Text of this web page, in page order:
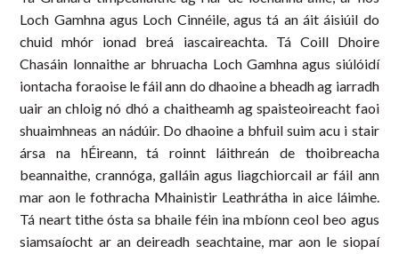
Loch Gamhna agus Loch Cinnéile, agus tá an áit áisiúil do
chuid mhór ionad breá iascaireachta. Tá Coill Dhoire
Chasáin lonnaithe ar bhruacha Loch Gamhna agus siúlóidí
iontacha foraoise le fáil ann do dhaoine a bheadh ag iarradh
uair an chloig nó dhó a chaitheamh ag spaisteoireacht faoi
shuaimhneas an nádúir. Do dhaoine a bhfuil suim acu i stair
ársa na hÉireann, tá roinnt láithreán de thoibreacha
beannaithe, crannóga, galláin agus liagchiorcail ar fáil ann
mar aon le fothracha Mhainistir Leathrátha in aice láimhe.
Tá neart tithe ósta sa bhaile féin ina mbíonn ceol beo agus
siamsaíocht ar an deireadh seachtaine, mar aon le siopaí